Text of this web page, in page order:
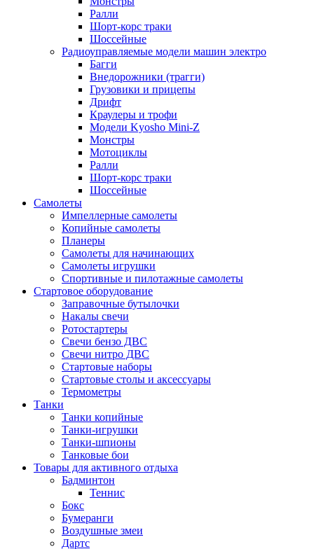
Ралли
Шорт-корс траки
Шоссейные
Радиоуправляемые модели машин электро
Багги
Внедорожники (трагги)
Грузовики и прицепы
Дрифт
Краулеры и трофи
Модели Kyosho Mini-Z
Монстры
Мотоциклы
Ралли
Шорт-корс траки
Шоссейные
Самолеты
Импеллерные самолеты
Копийные самолеты
Планеры
Самолеты для начинающих
Самолеты игрушки
Спортивные и пилотажные самолеты
Стартовое оборудование
Заправочные бутылочки
Накалы свечи
Ротостартеры
Свечи бензо ДВС
Свечи нитро ДВС
Стартовые наборы
Стартовые столы и аксессуары
Термометры
Танки
Танки копийные
Танки-игрушки
Танки-шпионы
Танковые бои
Товары для активного отдыха
Бадминтон
Теннис
Бокс
Бумеранги
Воздушные змеи
Дартс